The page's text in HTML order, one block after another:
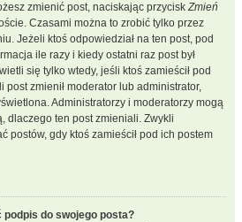
zmienić post, naciskając przyciskZmień
Czasami można to zrobić tylko przez
Jeżeli ktoś odpowiedział na ten post, pod
ile razy i kiedy ostatni raz post był
się tylko wtedy, jeśli ktoś zamieścił pod
post zmienił moderator lub administrator,
Administratorzy i moderatorzy mogą
dlaczego ten post zmieniali. Zwykli
postów, gdy ktoś zamieścił pod ich postem
podpis do swojego posta?